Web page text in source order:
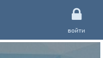
войти